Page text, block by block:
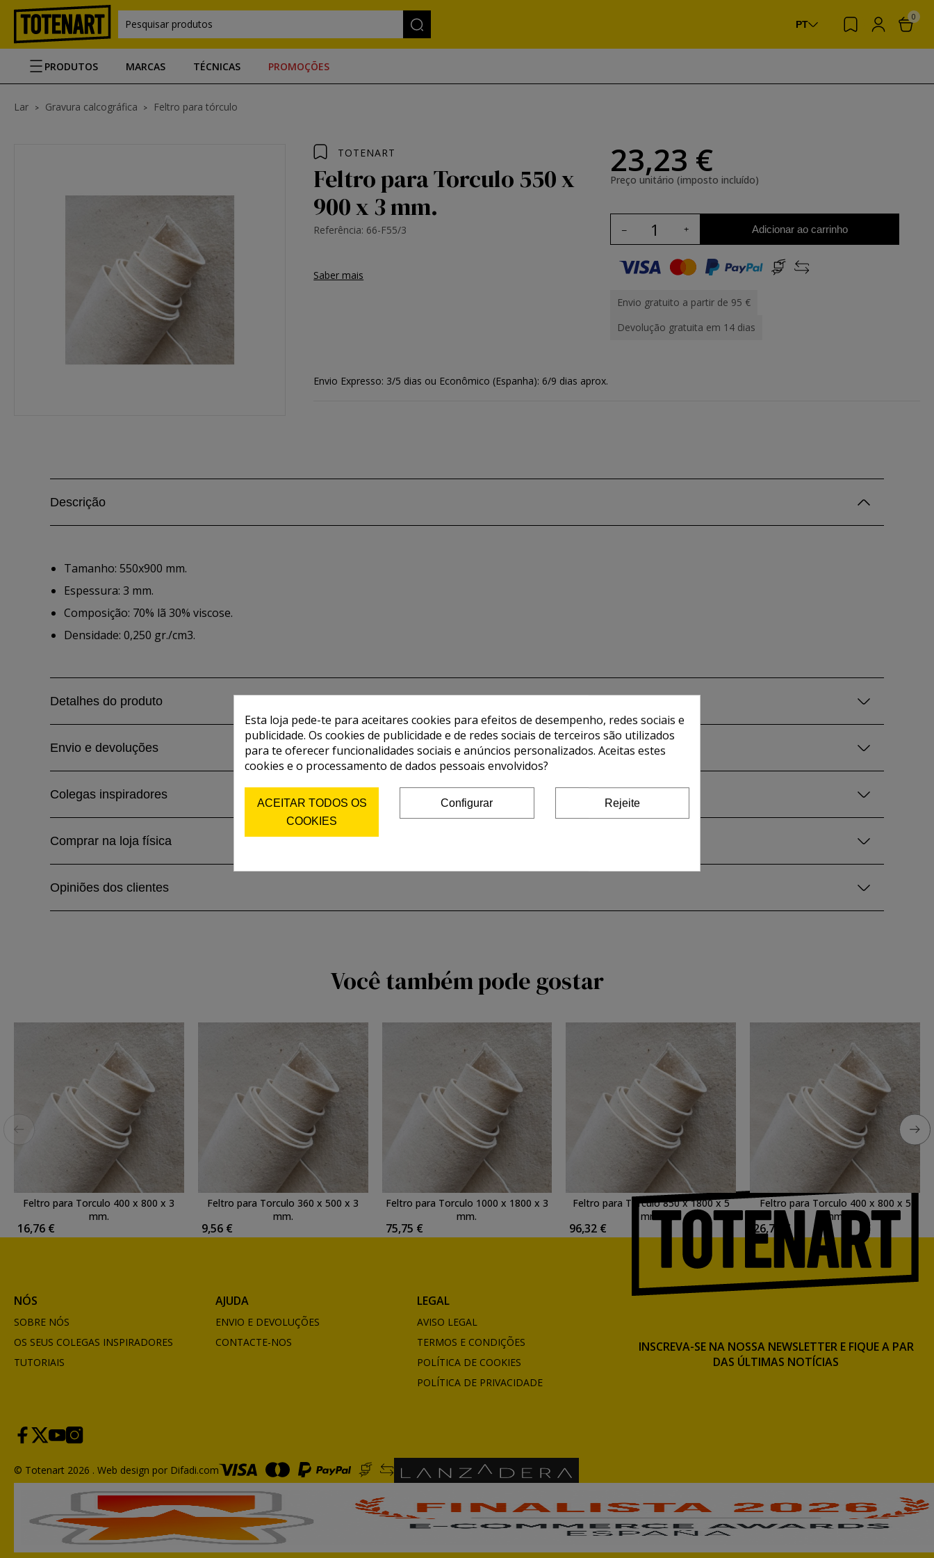
Pesquisar produtos PT
0
PRODUTOS MARCAS TÉCNICAS PROMOÇÕES
Lar Gravura calcográfica Feltro para tórculo
TOTENART
Feltro para Torculo 550 x
900 x 3 mm.
Referência: 66-F55/3
Saber mais
23,23 €
Preço unitário (imposto incluído)
Adicionar ao carrinho
Envio gratuito a partir de 95 €
Devolução gratuita em 14 dias
Envio Expresso: 3/5 dias ou Econômico (Espanha): 6/9 dias aprox.
Descrição
Tamanho: 550x900 mm.
Espessura: 3 mm.
Composição: 70% lã 30% viscose.
Densidade: 0,250 gr./cm3.
Detalhes do produto
Envio e devoluções
Colegas inspiradores
Comprar na loja física
Opiniões dos clientes
Você também pode gostar
Feltro para Torculo 400 x 800 x 3
mm.
16,76 €
Feltro para Torculo 360 x 500 x 3
mm.
9,56 €
Feltro para Torculo 1000 x 1800 x 3
mm.
75,75 €
Feltro para Torculo 850 x 1800 x 5
mm.
96,32 €
Feltro para Torculo 400 x 800 x 5
mm.
26,74 €
NÓS
SOBRE NÓS
OS SEUS COLEGAS INSPIRADORES
TUTORIAIS
AJUDA
ENVIO E DEVOLUÇÕES
CONTACTE-NOS
LEGAL
AVISO LEGAL
TERMOS E CONDIÇÕES
POLÍTICA DE COOKIES
POLÍTICA DE PRIVACIDADE
INSCREVA-SE NA NOSSA NEWSLETTER E FIQUE A PAR
DAS ÚLTIMAS NOTÍCIAS
© Totenart 2026 . Web design por Difadi.com
Esta loja pede-te para aceitares cookies para efeitos de desempenho, redes sociais e
publicidade. Os cookies de publicidade e de redes sociais de terceiros são utilizados
para te oferecer funcionalidades sociais e anúncios personalizados. Aceitas estes
cookies e o processamento de dados pessoais envolvidos?
ACEITAR TODOS OS
COOKIES
Configurar Rejeite